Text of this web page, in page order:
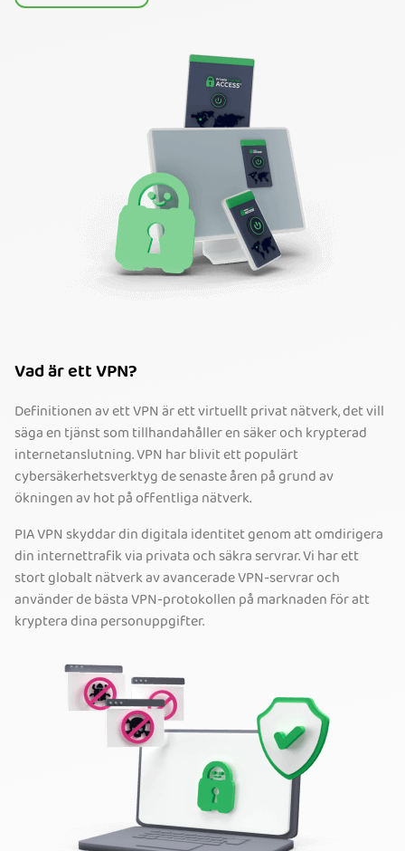
Vad är ett VPN?
Definitionen av ett VPN är ett virtuellt privat nätverk, det vill
säga en tjänst som tillhandahåller en säker och krypterad
internetanslutning. VPN har blivit ett populärt
cybersäkerhetsverktyg de senaste åren på grund av
ökningen av hot på offentliga nätverk.
PIA VPN skyddar din digitala identitet genom att omdirigera
din internettrafik via privata och säkra servrar. Vi har ett
stort globalt nätverk av avancerade VPN-servrar och
använder de bästa VPN-protokollen på marknaden för att
kryptera dina personuppgifter.